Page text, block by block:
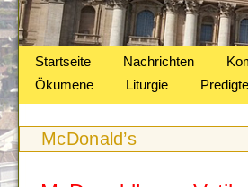
Startseite Nachrichten
Ökumene
Liturgie
McDonald’s